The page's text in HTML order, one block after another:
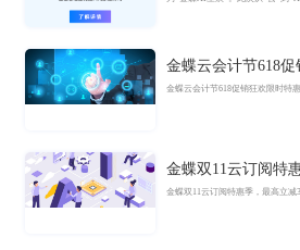
金蝶云会计节618促
立减36%
金蝶云会计节618促销狂欢限时特
金蝶双11云订阅特
金蝶双11云订阅特惠季，最高立减